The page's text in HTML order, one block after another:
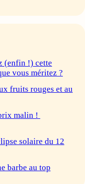
(enfin !) cette
vous méritez ?
fruits rouges et au
malin !
solaire du 12
barbe au top